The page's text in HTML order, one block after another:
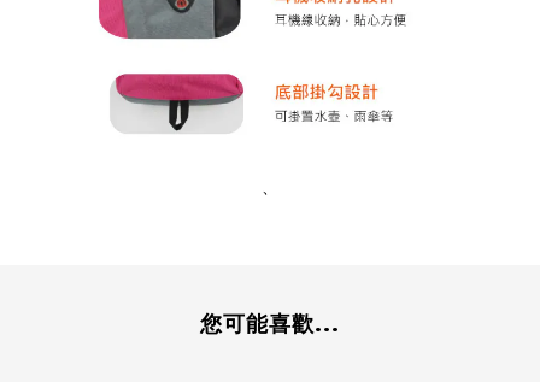
、
您可能喜歡...